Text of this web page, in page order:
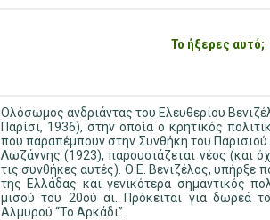
Το ήξερες αυτό;
Ολόσωμος ανδριάντας του Ελευθερίου
Παρίσι, 1936), στην οποία ο κρητικός
που παραπέμπουν στην Συνθήκη του
Λωζάννης (1923), παρουσιάζεται νέος (και
τις συνθήκες αυτές). Ο Ε. Βενιζέλος,
της Ελλάδας και γενικότερα σημαντικός
μισού του 20ού αι. Πρόκειται για δωρεά
Αλμυρού “Το Αρκάδι”.